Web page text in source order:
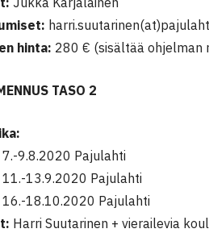
hinta: 280 € (sisältää ohjelman
TASO 2
9.8.2020 Pajulahti
11.-13.9.2020 Pajulahti
16.-18.10.2020 Pajulahti
Harri Suutarinen + vierailevia